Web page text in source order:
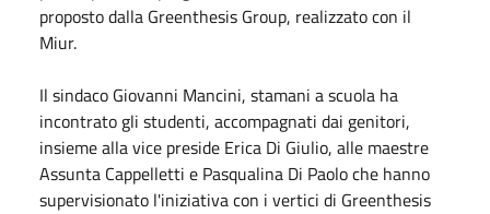
proposto dalla Greenthesis Group, realizzato con il
Miur.
Il sindaco Giovanni Mancini, stamani a scuola ha
incontrato gli studenti, accompagnati dai genitori,
insieme alla vice preside Erica Di Giulio, alle maestre
Assunta Cappelletti e Pasqualina Di Paolo che hanno
supervisionato l'iniziativa con i vertici di Greenthesis